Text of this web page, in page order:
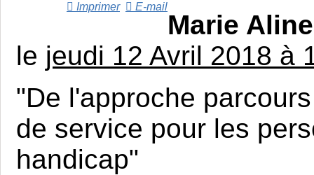
Imprimer E-mail
Marie
le jeudi 12 Avril 2018 à
"De l'approche
de service pour les
handicap"